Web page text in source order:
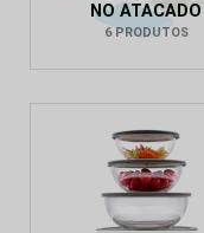
NO ATACADO
6 PRODUTOS